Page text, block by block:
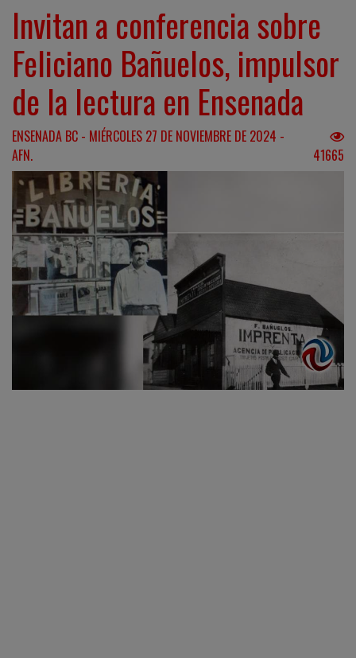
Invitan a conferencia sobre
Feliciano Bañuelos, impulsor
de la lectura en Ensenada
ENSENADA BC - MIÉRCOLES 27 DE NOVIEMBRE DE 2024 -
AFN.
41665